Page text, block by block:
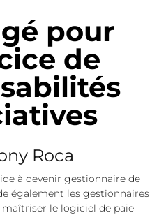
pour
de
Roca
à devenir gestionnaire de
également les gestionnaires
maîtriser le logiciel de paie